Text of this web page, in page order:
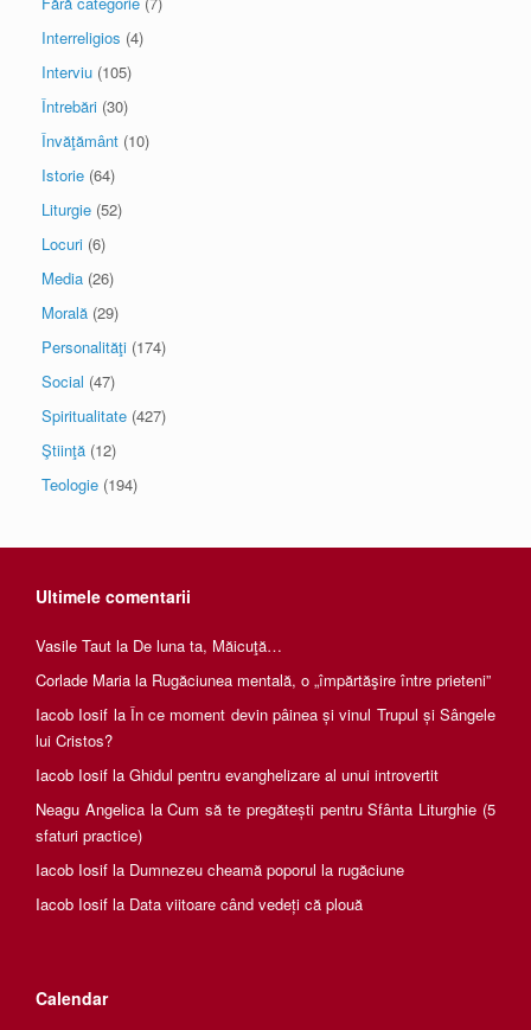
Interreligios (4)
Interviu (105)
Întrebări (30)
Învăţământ (10)
Istorie (64)
Liturgie (52)
Locuri (6)
Media (26)
Morală (29)
Personalităţi (174)
Social (47)
Spiritualitate (427)
Ştiinţă (12)
Teologie (194)
Ultimele comentarii
Vasile Taut la De luna ta, Măicuţă…
Corlade Maria la Rugăciunea mentală, o „împărtăşire între prieteni”
Iacob Iosif la În ce moment devin pâinea și vinul Trupul și Sângele
lui Cristos?
Iacob Iosif la Ghidul pentru evanghelizare al unui introvertit
Neagu AngelicalaCum să te pregătești pentru Sfânta Liturghie (5
sfaturi practice)
Iacob Iosif la Dumnezeu cheamă poporul la rugăciune
Iacob Iosif la Data viitoare când vedeți că plouă
Calendar